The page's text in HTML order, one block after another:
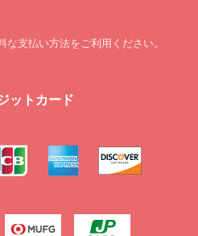
支払い方法をご利用ください。
ットカード